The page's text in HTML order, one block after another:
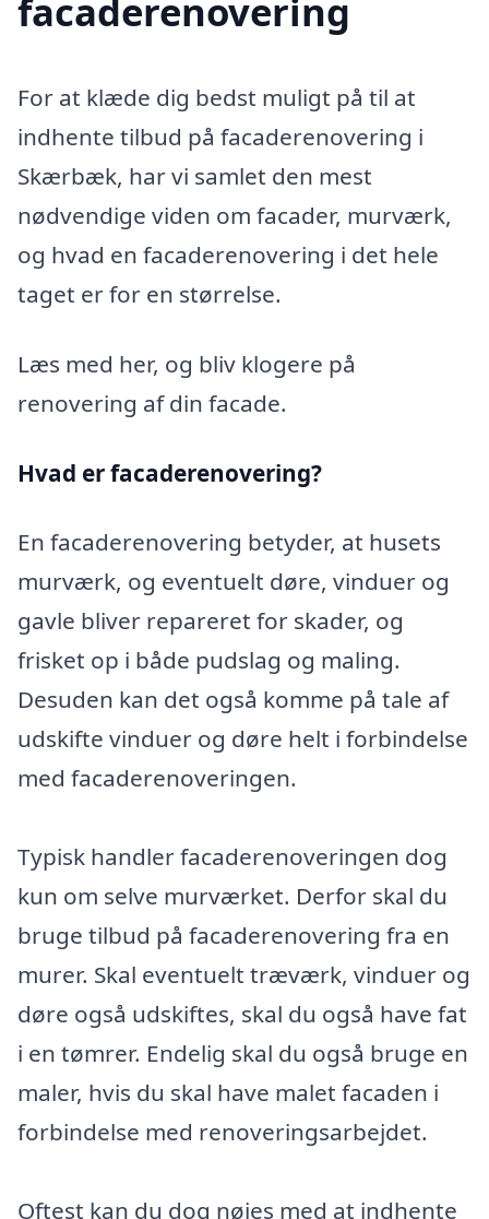
facaderenovering
For at klæde dig bedst muligt på til at
indhente tilbud på facaderenovering i
Skærbæk, har vi samlet den mest
nødvendige viden om facader, murværk,
og hvad en facaderenovering i det hele
taget er for en størrelse.
Læs med her, og bliv klogere på
renovering af din facade.
Hvad er facaderenovering?
En facaderenovering betyder, at husets
murværk, og eventuelt døre, vinduer og
gavle bliver repareret for skader, og
frisket op i både pudslag og maling.
Desuden kan det også komme på tale af
udskifte vinduer og døre helt i forbindelse
med facaderenoveringen.
Typisk handler facaderenoveringen dog
kun om selve murværket. Derfor skal du
bruge tilbud på facaderenovering fra en
murer. Skal eventuelt træværk, vinduer og
døre også udskiftes, skal du også have fat
i en tømrer. Endelig skal du også bruge en
maler, hvis du skal have malet facaden i
forbindelse med renoveringsarbejdet.
Oftest kan du dog nøjes med at indhente